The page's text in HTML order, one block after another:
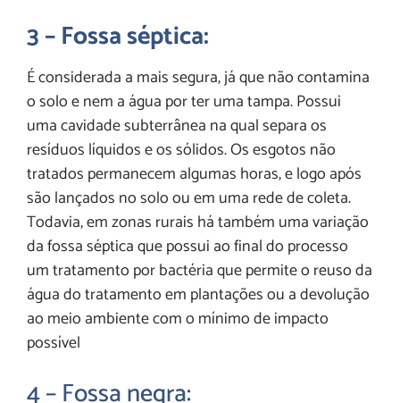
3 – Fossa séptica:
É considerada a mais segura, já que não contamina
o solo e nem a água por ter uma tampa. Possui
uma cavidade subterrânea na qual separa os
resíduos líquidos e os sólidos. Os esgotos não
tratados permanecem algumas horas, e logo após
são lançados no solo ou em uma rede de coleta.
Todavia, em zonas rurais há também uma variação
da fossa séptica que possui ao final do processo
um tratamento por bactéria que permite o reuso da
água do tratamento em plantações ou a devolução
ao meio ambiente com o mínimo de impacto
possível
4 – Fossa negra: